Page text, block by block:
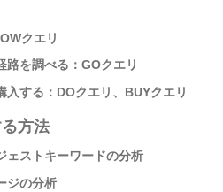
クエリ
路を調べる：GOクエリ
入する：DOクエリ、BUYクエリ
方法
ェストキーワードの分析
ジの分析